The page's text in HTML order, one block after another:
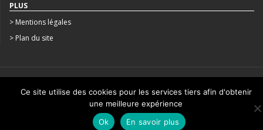
PLUS
> Mentions légales
> Plan du site
CRÉATION : AGENCE STUDIO N°3
Ce site utilise des cookies pour les services tiers afin d'obtenir
une meilleure expérience
Ok
En savoir plus